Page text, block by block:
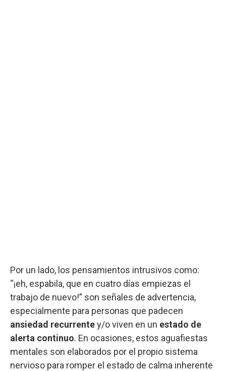
Por un lado, los pensamientos intrusivos como:
“¡eh, espabila, que en cuatro días empiezas el
trabajo de nuevo!” son señales de advertencia,
especialmente para personas que padecen
ansiedad recurrentey/o viven en un estado de
alerta continuo. En ocasiones, estos aguafiestas
mentales son elaborados por el propio sistema
nervioso para romper el estado de calma inherente